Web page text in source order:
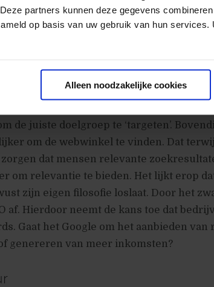
partners kunnen deze gegevens
op basis van uw gebruik van hun
Alleen noodzakelijke cookies
minder beschikt over
te doen en de conversie van
marketeer weet, hoe moeilijker het is om
de juiste doelgroep te ‘targeten’.
om de webwinkel te vinden. Dat
dat mensen relevante
om relevantie te bieden. Het lijkt erop
zijn eigen filosofie loslaat. Door het
af. Hierdoor neemt de kans toe dat
Gaat het Google om het aanbieden van
genereren van meer inkomsten?